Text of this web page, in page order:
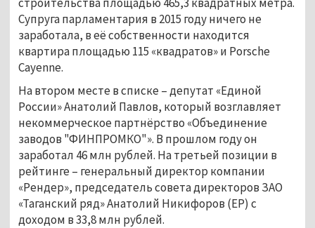
Супруга парламентария в 2015 году ничего не
заработала, в её собственности находится
квартира площадью 115 «квадратов» и Porsche
Cayenne.
На втором месте в списке – депутат «Единой
России» Анатолий Павлов, который возглавляет
некоммерческое партнёрство «Объединение
заводов "ФИНПРОМКО"». В прошлом году он
заработал 46 млн рублей. На третьей позиции в
рейтинге – генеральный директор компании
«Рендер», председатель совета директоров ЗАО
«Таганский ряд» Анатолий Никифоров (ЕР) с
доходом в 33,8 млн рублей.